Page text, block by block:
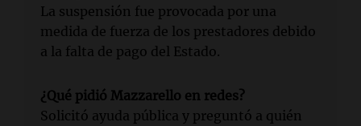
La suspensión fue provocada por una
medida de fuerza de los prestadores debido
a la falta de pago del Estado.
¿Qué pidió Mazzarello en redes?
Solicitó ayuda pública y preguntó a quién